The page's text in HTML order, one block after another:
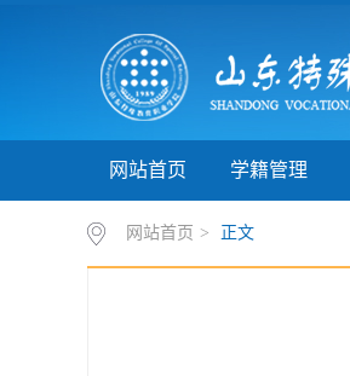
网站首页 学籍管理
网站首页 > 正文